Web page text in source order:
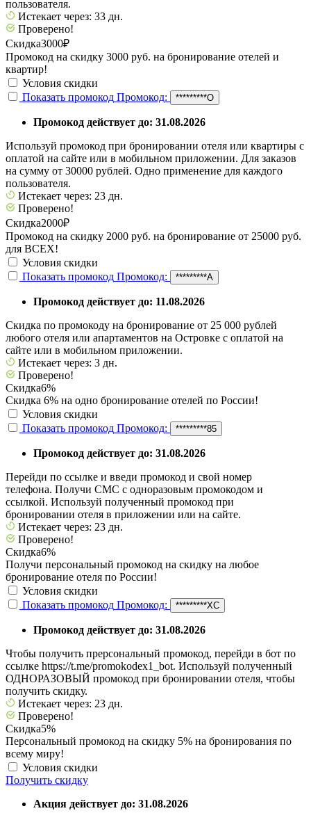
пользователя.
Истекает через: 33 дн.
Проверено!
Скидка3000₽
Промокод на скидку 3000 руб. на бронирование отелей и
квартир!
Условия скидки
Показать промокод Промокод: *********О
Промокод действует до: 31.08.2026
Используй промокод при бронировании отеля или квартиры с
оплатой на сайте или в мобильном приложении. Для заказов
на сумму от 30000 рублей. Одно применение для каждого
пользователя.
Истекает через: 23 дн.
Проверено!
Скидка2000₽
Промокод на скидку 2000 руб. на бронирование от 25000 руб.
для ВСЕХ!
Условия скидки
Показать промокод Промокод: *********А
Промокод действует до: 11.08.2026
Скидка по промокоду на бронирование от 25 000 рублей
любого отеля или апартаментов на Островке с оплатой на
сайте или в мобильном приложении.
Истекает через: 3 дн.
Проверено!
Скидка6%
Скидка 6% на одно бронирование отелей по России!
Условия скидки
Показать промокод Промокод: *********85
Промокод действует до: 31.08.2026
Перейди по ссылке и введи промокод и свой номер
телефона. Получи СМС с одноразовым промокодом и
ссылкой. Используй полученный промокод при
бронировании отеля в приложении или на сайте.
Истекает через: 23 дн.
Проверено!
Скидка6%
Получи персональный промокод на скидку на любое
бронирование отеля по России!
Условия скидки
Показать промокод Промокод: *********XC
Промокод действует до: 31.08.2026
Чтобы получить прерсональный промокод, перейди в бот по
ссылке https://t.me/promokodex1_bot. Используй полученный
ОДНОРАЗОВЫЙ промокод при бронировании отеля, чтобы
получить скидку.
Истекает через: 23 дн.
Проверено!
Скидка5%
Персональный промокод на скидку 5% на бронирования по
всему миру!
Условия скидки
Получить скидку
Акция действует до: 31.08.2026